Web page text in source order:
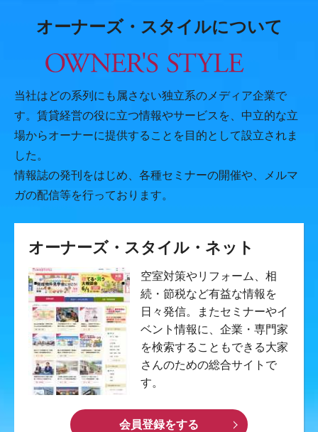
オーナーズ・スタイルについて
当社はどの系列にも属さない独立系のメディア企業で
す。賃貸経営の役に立つ情報やサービスを、中立的な立
場からオーナーに提供することを目的として設立されま
した。
情報誌の発刊をはじめ、各種セミナーの開催や、メルマ
ガの配信等を行っております。
オーナーズ・スタイル・ネット
空室対策やリフォーム、相
続・節税など有益な情報を
日々発信。またセミナーやイ
ベント情報に、企業・専門家
を検索することもできる大家
さんのための総合サイトで
す。
会員登録をする